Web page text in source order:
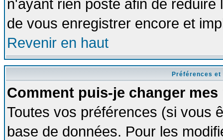
n'ayant rien posté afin de
de vous enregistrer encore et
Revenir en haut
Préférences
Comment puis-je changer mes
Toutes vos préférences (si vous
base de données. Pour les